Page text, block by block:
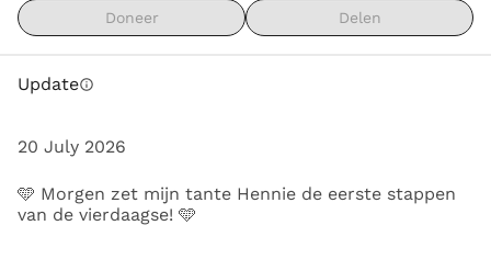
werk.
Wil je meer weten over het fantastische werk van
https://ccvsinternational.org/
Doneer Delen
Updateinfo
20 July 2026
🩵 Morgen zet mijn tante Hennie de eerste stappen
van de vierdaagse! 🩵